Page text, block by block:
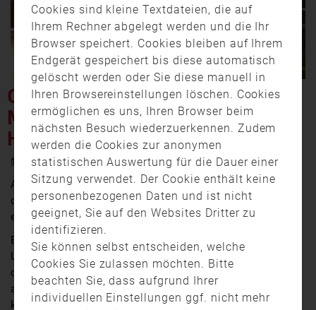
Video
GROSSBRAND AM M
ARKTPLATZ IN H
OHENBURG
26. Mai 2020 20:53
Am Montag (25. Mai) ging am späten Abend Alarm bei
der Integrierten Leitstelle Amberg ein. Und zwar wegen
eines Großbrandes am Hohenburger Marktplatz.
Eine leerstehende Stallung war aus unbekannter
Ursache in Brand geraten. Das Feuer griff das
dazugehörige Wohngebäude und die beidseitig
angrenzenden Häuser über. Vier betroffene Anwohner
konnten sich selbstständig vor dem Eintreffen der
Cookies sind kleine Textdateien, die auf
Ihrem Rechner abgelegt werden und die Ihr
Browser speichert. Cookies bleiben auf Ihrem
Endgerät gespeichert bis diese automatisch
gelöscht werden oder Sie diese manuell in
Ihren Browsereinstellungen löschen. Cookies
ermöglichen es uns, Ihren Browser beim
nächsten Besuch wiederzuerkennen. Zudem
werden die Cookies zur anonymen
statistischen Auswertung für die Dauer einer
Sitzung verwendet. Der Cookie enthält keine
personenbezogenen Daten und ist nicht
geeignet, Sie auf den Websites Dritter zu
identifizieren.
Sie können selbst entscheiden, welche
Cookies Sie zulassen möchten. Bitte
beachten Sie, dass aufgrund Ihrer
individuellen Einstellungen ggf. nicht mehr